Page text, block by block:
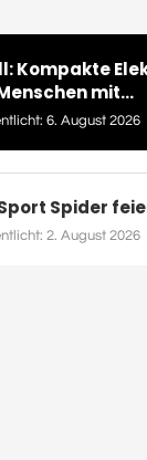
Kompakte
mit...
6. August 2026
Spider
2. August 2026